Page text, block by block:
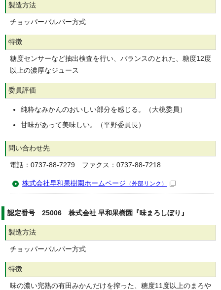
製造方法
チョッパーパルパー方式
特徴
糖度センサーなど抽出検査を行い、バランスのとれた、糖度12度
以上の濃厚なジュース
委員評価
純粋なみかんのおいしい部分を感じる。（大桃委員）
甘味があって美味しい。（平野委員長）
問い合わせ先
電話：0737-88-7279 ファクス：0737-88-7218
株式会社早和果樹園ホームページ （外部リンク）
認定番号 25006 株式会社 早和果樹園『味まろしぼり』
製造方法
チョッパーパルパー方式
特徴
味の濃い完熟の有田みかんだけを搾った、糖度11度以上のまろや